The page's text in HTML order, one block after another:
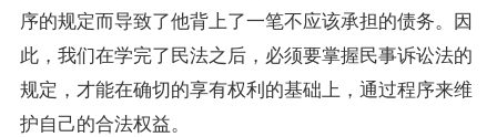
序的规定而导致了他背上了一笔不应该承担的债务。因
此，我们在学完了民法之后，必须要掌握民事诉讼法的
规定，才能在确切的享有权利的基础上，通过程序来维
护自己的合法权益。